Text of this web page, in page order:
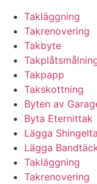
Takläggning
Takrenovering
Takbyte
Takpapp
Takskottning
Byten av
Byta Eternittak
Lägga
Lägga
Takläggning
Takrenovering